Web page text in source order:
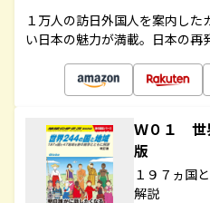
１万人の訪日外国人を案内し
い日本の魅力が満載。日本の再
Ｗ０１ 世
版
１９７ヵ国
解説